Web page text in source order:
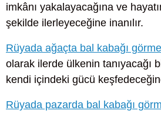
imkânı yakalayacağına ve
şekilde ilerleyeceğine inanılır.
Rüyada ağaçta bal kabağı
olarak ilerde ülkenin tanıyacağı
kendi içindeki gücü
Rüyada pazarda bal kabağı